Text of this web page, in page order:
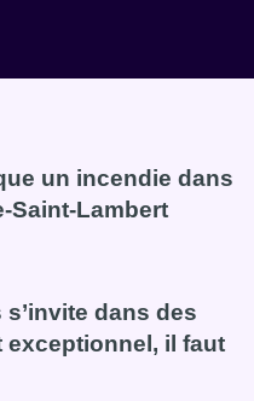
un incendie dans
Saint-Lambert
un incendie dans
dans des
exceptionnel, il faut